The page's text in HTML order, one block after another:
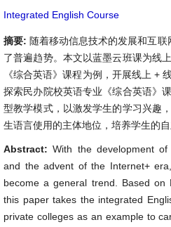
Integrated English Course
摘要: 随着移动信息技术的发展和互
了普遍趋势。本文以蓝墨云班课为线
《综合英语》课程为例，开展线上 +
探索民办院校英语专业《综合英语》
型教学模式，以激发学生的学习兴趣
生语言使用的主体地位，培养学生的
Abstract:With the development
and the advent of the Internet+
become a general trend. Based on
this paper takes the integrated
private colleges as an example to